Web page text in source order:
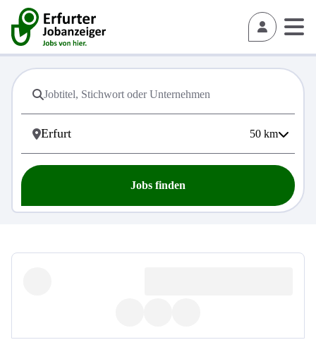
50 km
Jobs finden